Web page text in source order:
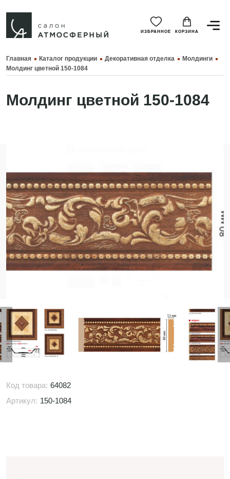
ИЗБРАННОЕ КОРЗИНА
Главная Каталог продукции Декоративная отделка
Молдинги
Молдинг цветной 150-1084
Молдинг цветной 150-1084
Код товара: 64082
Артикул: 150-1084